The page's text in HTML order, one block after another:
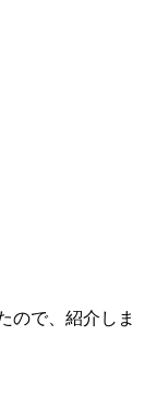
ので、紹介しま